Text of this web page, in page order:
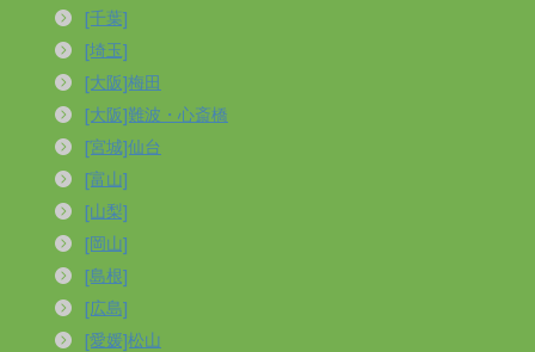
[千葉]
[埼玉]
[大阪]梅田
[大阪]難波・心斎橋
[宮城]仙台
[富山]
[山梨]
[岡山]
[島根]
[広島]
[愛媛]松山